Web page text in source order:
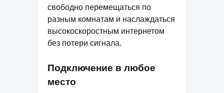
свободно перемещаться по
разным комнатам и наслаждаться
высокоскоростным интернетом
без потери сигнала.
Подключение в любое
место